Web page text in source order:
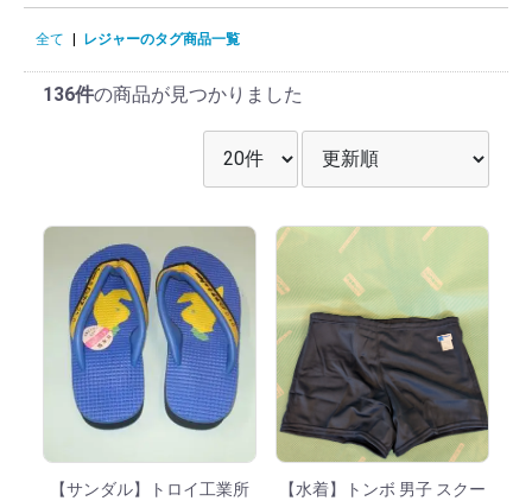
レジャーのタグ商品一覧
全て レジャーのタグ商品一覧
136件の商品が見つかりました
並び順を選択
【サンダル】トロイ工業所
【水着】トンボ 男子 スクー